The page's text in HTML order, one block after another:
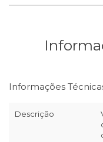
Informações
Descrição